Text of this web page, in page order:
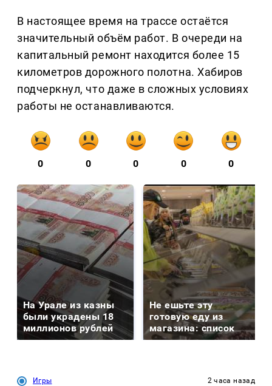
В настоящее время на трассе остаётся
значительный объём работ. В очереди на
капитальный ремонт находится более 15
километров дорожного полотна. Хабиров
подчеркнул, что даже в сложных условиях
работы не останавливаются.
0 0 0 0 0
На Урале из казны
были украдены 18
миллионов рублей
Не ешьте эту
готовую еду из
магазина: список
Игры 2 часа назад